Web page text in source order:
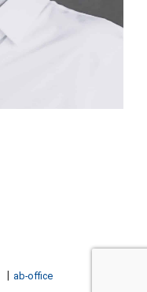
ab-office